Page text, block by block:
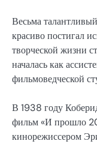
Весьма
красиво постигал
творческой жизни
началась как
фильмоведческой
В 1938 году
фильм «И прошло
кинорежиссером